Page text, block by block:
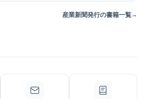
産業新聞発行の書籍一覧